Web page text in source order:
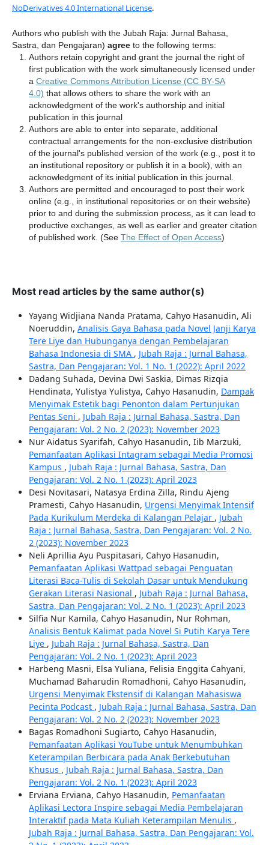
NoDerivatives 4.0 International License.
Authors who publish with the Jubah Raja: Jurnal Bahasa,
Sastra, dan Pengajaran) agreeto the following terms:
Authors retain copyright and grant the journal the right of
first publication with the work simultaneously licensed under
a Creative Commons Attribution License (CC BY-SA
4.0) that allows others to share the work with an
acknowledgment of the work's authorship and initial
publication in this journal
Authors are able to enter into separate, additional
contractual arrangements for the non-exclusive distribution
of the journal's published version of the work (e.g., post it to
an institutional repository or publish it in a book), with an
acknowledgment of its initial publication in this journal.
Authors are permitted and encouraged to post their work
online (e.g., in institutional repositories or on their website)
prior to and during the submission process, as it can lead to
productive exchanges, as well as earlier and greater citation
of published work. (See The Effect of Open Access)
Most read articles by the same author(s)
Yayang Widjiana Nanda Pratama, Cahyo Hasanudin, Ali
Noeruddin, Analisis Gaya Bahasa pada Novel Janji Karya
Tere Liye dan Hubunganya dengan Pembelajaran
Bahasa Indonesia di SMA , Jubah Raja : Jurnal Bahasa,
Sastra, Dan Pengajaran: Vol. 1 No. 1 (2022): April 2022
Dadang Suhada, Devina Dwi Saskia, Dimas Rizqia
Hendinata, Yulistya Yulistya, Cahyo Hasanudin, Dampak
Menyimak Estetik bagi Penonton dalam Pertunjukan
Pentas Seni , Jubah Raja : Jurnal Bahasa, Sastra, Dan
Pengajaran: Vol. 2 No. 2 (2023): November 2023
Nur Aidatus Syarifah, Cahyo Hasanudin, Iib Marzuki,
Pemanfaatan Aplikasi Intagram sebagai Media Promosi
Kampus , Jubah Raja : Jurnal Bahasa, Sastra, Dan
Pengajaran: Vol. 2 No. 1 (2023): April 2023
Desi Novitasari, Natasya Erdina Zilla, Rindu Ajeng
Pramesti, Cahyo Hasanudin, Urgensi Menyimak Intensif
Pada Kurikulum Merdeka di Kalangan Pelajar , Jubah
Raja : Jurnal Bahasa, Sastra, Dan Pengajaran: Vol. 2 No.
2 (2023): November 2023
Neli Aprillia Ayu Puspitasari, Cahyo Hasanudin,
Pemanfaatan Aplikasi Wattpad sebagai Penguatan
Literasi Baca-Tulis di Sekolah Dasar untuk Mendukung
Gerakan Literasi Nasional , Jubah Raja : Jurnal Bahasa,
Sastra, Dan Pengajaran: Vol. 2 No. 1 (2023): April 2023
Silfia Nur Kamila, Cahyo Hasanudin, Nur Rohman,
Analisis Bentuk Kalimat pada Novel Si Putih Karya Tere
Liye , Jubah Raja : Jurnal Bahasa, Sastra, Dan
Pengajaran: Vol. 2 No. 1 (2023): April 2023
Harbeng Masni, Elsa Yuliana, Felisia Enggita Cahyani,
Muchamad Baharudin Romadhoni, Cahyo Hasanudin,
Urgensi Menyimak Ekstensif di Kalangan Mahasiswa
Pecinta Podcast , Jubah Raja : Jurnal Bahasa, Sastra, Dan
Pengajaran: Vol. 2 No. 2 (2023): November 2023
Bagas Romadhoni Sugiarto, Cahyo Hasanudin,
Pemanfaatan Aplikasi YouTube untuk Menumbuhkan
Keterampilan Berbicara pada Anak Berkebutuhan
Khusus , Jubah Raja : Jurnal Bahasa, Sastra, Dan
Pengajaran: Vol. 2 No. 1 (2023): April 2023
Erviana Erviana, Cahyo Hasanudin, Pemanfaatan
Aplikasi Lectora Inspire sebagai Media Pembelajaran
Interaktif pada Mata Kuliah Keterampilan Menulis ,
Jubah Raja : Jurnal Bahasa, Sastra, Dan Pengajaran: Vol.